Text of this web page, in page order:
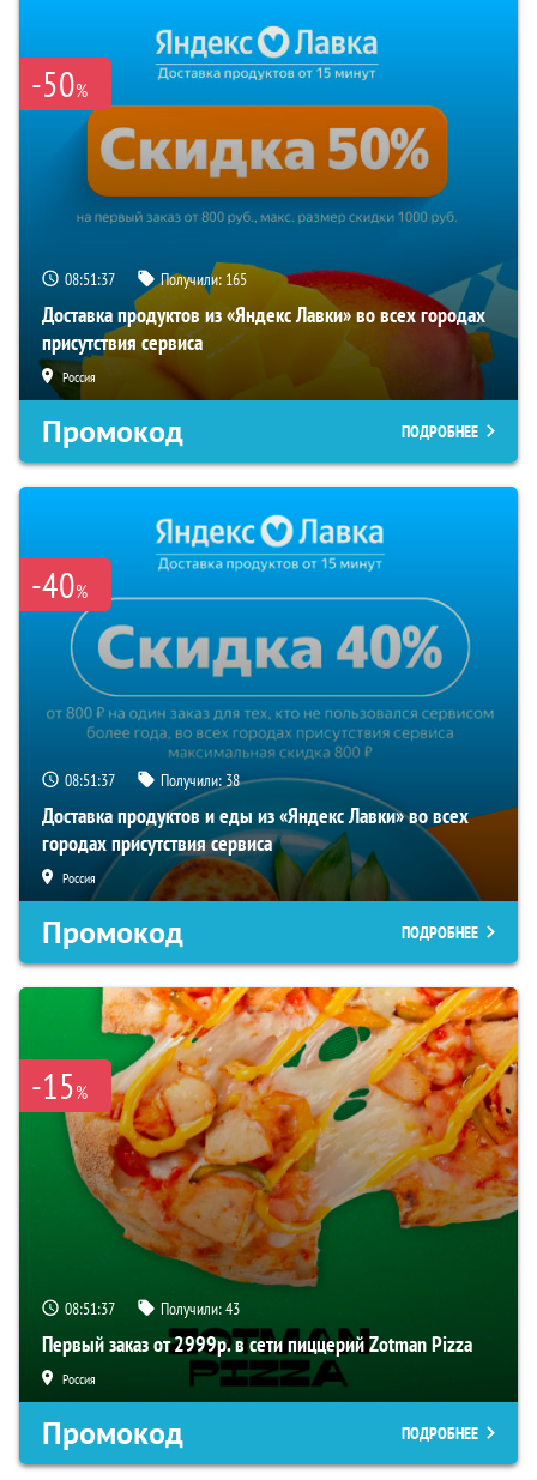
-50%
08:51:36 Получили: 165
Доставка продуктов из «Яндекс Лавки» во всех городах
присутствия сервиса
Россия
Промокод ПОДРОБНЕЕ
-40%
08:51:36 Получили:38
Доставка продуктов и еды из «Яндекс Лавки» во всех
городах присутствия сервиса
Россия
Промокод ПОДРОБНЕЕ
-15%
08:51:36 Получили:43
Первый заказ от 2999р. в сети пиццерий Zotman Pizza
Россия
Промокод ПОДРОБНЕЕ